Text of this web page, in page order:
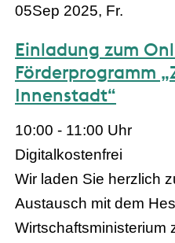
05Sep 2025, Fr.
Einladung zum
Förderprogramm
Innenstadt“
10:00 - 11:00 Uhr
Digital kostenfrei
Wir laden Sie herzlich
Austausch mit dem
Wirtschaftsministerium